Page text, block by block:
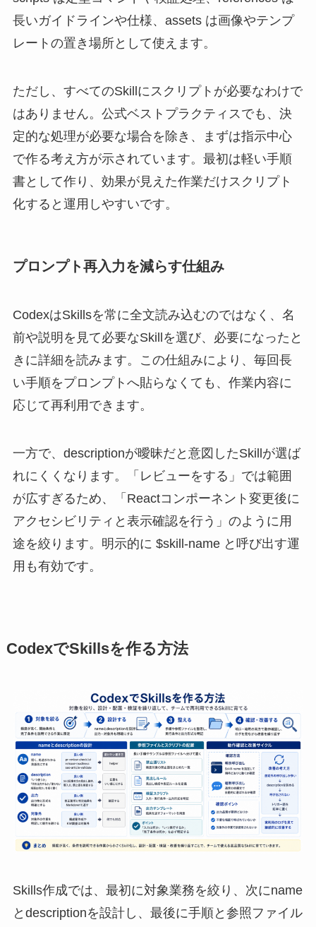
長いガイドラインや仕様、assets は画像やテンプ
レートの置き場所として使えます。
ただし、すべてのSkillにスクリプトが必要なわけで
はありません。公式ベストプラクティスでも、決
定的な処理が必要な場合を除き、まずは指示中心
で作る考え方が示されています。最初は軽い手順
書として作り、効果が見えた作業だけスクリプト
化すると運用しやすいです。
プロンプト再入力を減らす仕組み
CodexはSkillsを常に全文読み込むのではなく、名
前や説明を見て必要なSkillを選び、必要になったと
きに詳細を読みます。この仕組みにより、毎回長
い手順をプロンプトへ貼らなくても、作業内容に
応じて再利用できます。
一方で、descriptionが曖昧だと意図したSkillが選ば
れにくくなります。「レビューをする」では範囲
が広すぎるため、「Reactコンポーネント変更後に
アクセシビリティと表示確認を行う」のように用
途を絞ります。明示的に $skill-name と呼び出す運
用も有効です。
CodexでSkillsを作る方法
Skills作成では、最初に対象業務を絞り、次にname
とdescriptionを設計し、最後に手順と参照ファイル